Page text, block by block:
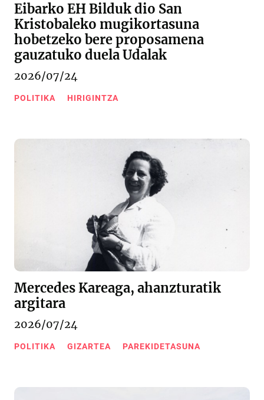
Eibarko EH Bilduk dio San
Kristobaleko mugikortasuna
hobetzeko bere proposamena
gauzatuko duela Udalak
2026/07/24
POLITIKA HIRIGINTZA
Mercedes Kareaga, ahanzturatik
argitara
2026/07/24
POLITIKA GIZARTEA PAREKIDETASUNA